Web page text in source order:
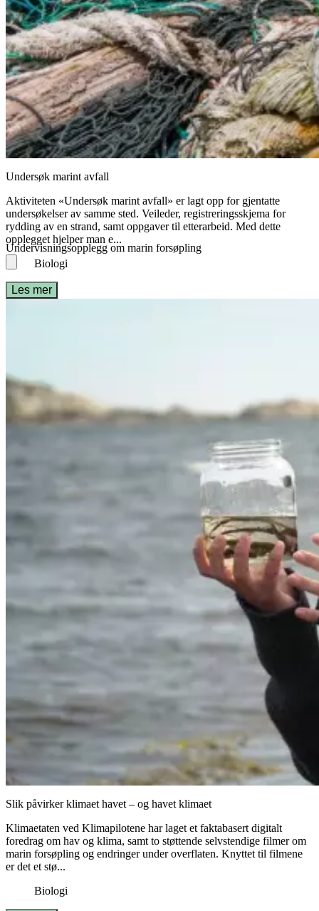
Undervisningsopplegg om marin forsøpling
Undersøk marint avfall
Aktiviteten «Undersøk marint avfall» er lagt opp for gjentatte
undersøkelser av samme sted. Veileder, registreringsskjema for
rydding av en strand, samt oppgaver til etterarbeid. Med dette
opplegget hjelper man e...
Biologi
Les mer
Slik påvirker klimaet havet – og havet klimaet
Klimaetaten ved Klimapilotene har laget et faktabasert digitalt
foredrag om hav og klima, samt to støttende selvstendige filmer om
marin forsøpling og endringer under overflaten. Knyttet til filmene
er det et stø...
Biologi